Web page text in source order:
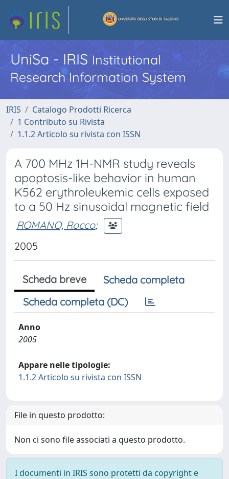
UniSa - IRISInstitutional
Research Information System
IRIS
Catalogo Prodotti Ricerca
1 Contributo su Rivista
1.1.2 Articolo su rivista con ISSN
A 700 MHz 1H-NMR study reveals
apoptosis-like behavior in human
K562 erythroleukemic cells exposed
to a 50 Hz sinusoidal magnetic field
ROMANO, Rocco;
2005
Scheda breve
Scheda completa
Scheda completa (DC)
Anno
2005
Appare nelle tipologie:
1.1.2 Articolo su rivista con ISSN
File in questo prodotto:
Non ci sono file associati a questo prodotto.
I documenti in IRIS sono protetti da copyright e